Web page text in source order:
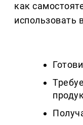
как
использовать